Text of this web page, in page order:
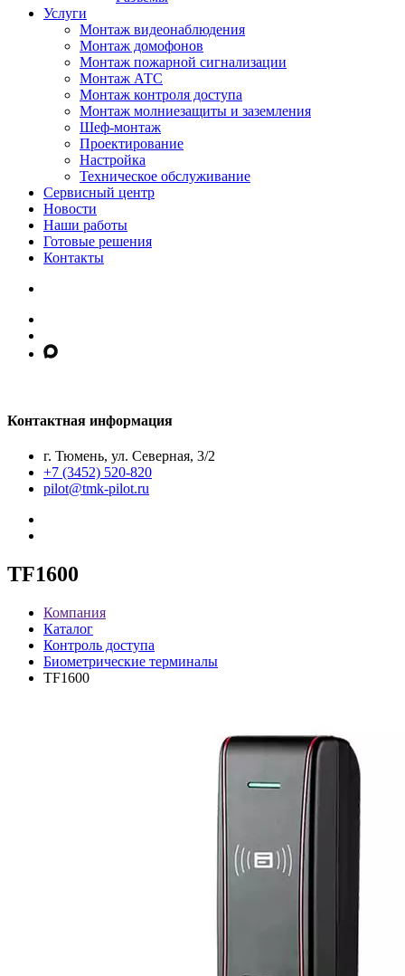
Услуги
Монтаж видеонаблюдения
Монтаж домофонов
Монтаж пожарной сигнализации
Монтаж АТС
Монтаж контроля доступа
Монтаж молниезащиты и заземления
Шеф-монтаж
Проектирование
Настройка
Техническое обслуживание
Сервисный центр
Новости
Наши работы
Готовые решения
Контакты
Контактная информация
г. Тюмень, ул. Северная, 3/2
+7 (3452) 520-820
pilot@tmk-pilot.ru
TF1600
Компания
Каталог
Контроль доступа
Биометрические терминалы
TF1600